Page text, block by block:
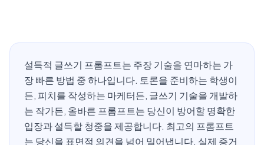
설득적 글쓰기 프롬프트는 주장 기술을 연마하는 가
장 빠른 방법 중 하나입니다. 토론을 준비하는 학생이
든, 피치를 작성하는 마케터든, 글쓰기 기술을 개발하
는 작가든, 올바른 프롬프트는 당신이 방어할 명확한
입장과 설득할 청중을 제공합니다. 최고의 프롬프트
는 당신을 표면적 의견을 넘어 밀어냅니다. 실제 증거